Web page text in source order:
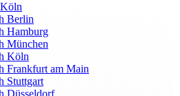
Berlin
Hamburg
München
Köln
Frankfurt am Main
Stuttgart
Düsseldorf